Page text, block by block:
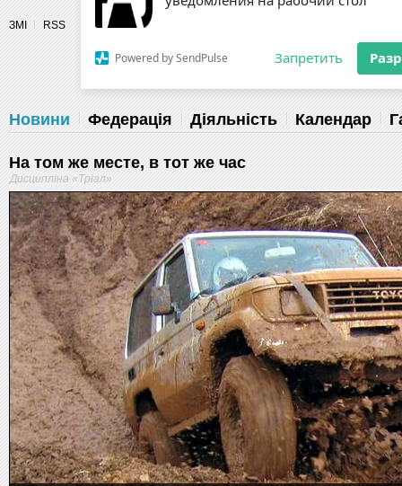
уведомления на рабочий стол
ЗМІ RSS
Новини Федерація Діяльність Календар
На том же месте, в тот же час
Дисципліна «Тріал»